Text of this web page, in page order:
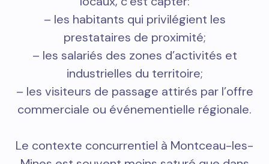
– les habitants qui privilégient les
prestataires de proximité;
– les salariés des zones d’activités et
industrielles du territoire;
– les visiteurs de passage attirés par l’offre
commerciale ou événementielle régionale.
Le contexte concurrentiel à Montceau-les-